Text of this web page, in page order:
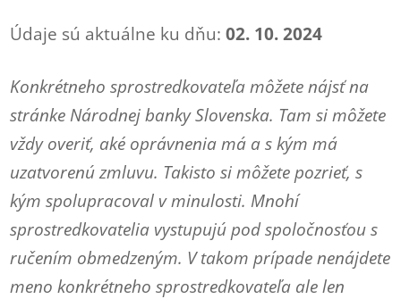
Údaje sú aktuálne ku dňu:02. 10. 2024
Konkrétneho sprostredkovateľa môžete nájsť na
stránke Národnej banky Slovenska. Tam si môžete
vždy overiť, aké oprávnenia má a s kým má
uzatvorenú zmluvu. Takisto si môžete pozrieť, s
kým spolupracoval v minulosti. Mnohí
sprostredkovatelia vystupujú pod spoločnosťou s
ručením obmedzeným. V takom prípade nenájdete
meno konkrétneho sprostredkovateľa ale len